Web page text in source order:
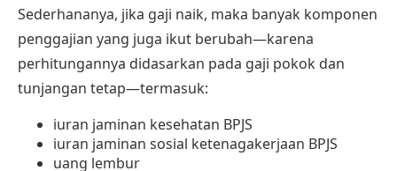
Sederhananya, jika gaji naik, maka banyak komponen
penggajian yang juga ikut berubah—karena
perhitungannya didasarkan pada gaji pokok dan
tunjangan tetap—termasuk:
iuran jaminan kesehatan BPJS
iuran jaminan sosial ketenagakerjaan BPJS
uang lembur